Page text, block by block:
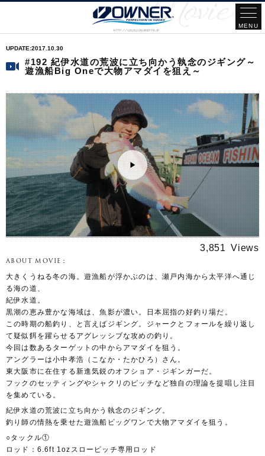
2017.10.30
#192 紀伊水道の荒波に立ち向かう執念のジギング～
遊漁船Big Oneで大物アマダイを狙え～
3,851
ABOUT MOVIE：
大きくうねる冬の海。遊漁船が浮かぶのは、瀬戸内海から太平洋へ通じ
る海の道、
紀伊水道。
黒潮の恵み豊かな海域は、魚影が濃い。日本屈指の好釣り場だ。
この時期の船釣り、と言えばジギング。ジャークとフォールを繰り返し
て疑似餌を躍らせるアグレッシブな攻めの釣り。
今回は数あるターゲットの中からアマダイを狙う。
アングラーは小中孝浩（こなか・たかひろ）さん。
東大阪市に在住する新進気鋭のオフショア・ジギンガーだ。
フックのセッティングやシャクリのピッチなど独自の理論を提唱し注目
を集めている。
紀伊水道の荒波に立ち向かう執念のジギング。
釣り師の情熱を乗せた遊漁船ビッグワンで大物アマダイを狙う。
○タックル①
ロッド：6.6ft 1ozスローピッチ専用ロッド